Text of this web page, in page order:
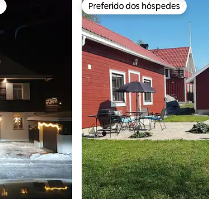
Preferido dos hóspedes
Preferido dos hóspedes